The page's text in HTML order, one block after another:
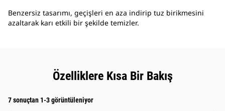
Benzersiz tasarımı, geçişleri en aza indirip tuz birikmesini
azaltarak karı etkili bir şekilde temizler.
Özelliklere Kısa Bir Bakış
7 sonuçtan 1-3 görüntüleniyor